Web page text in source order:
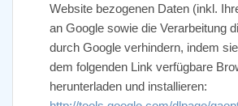
Website bezogenen Daten (inkl.
an Google sowie die Verarbeitung
durch Google verhindern, indem
dem folgenden Link verfügbare
herunterladen und installieren: